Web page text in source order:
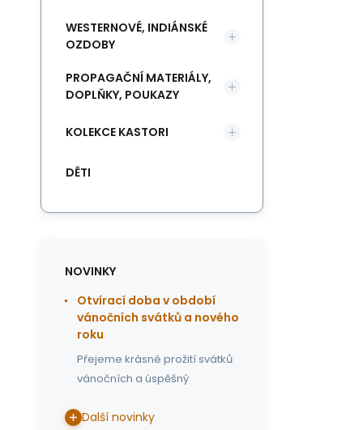
WESTERNOVÉ, INDIÁNSKÉ
OZDOBY
PROPAGAČNÍ MATERIÁLY,
DOPLŇKY, POUKAZY
KOLEKCE KASTORI
DĚTI
NOVINKY
Otvírací doba v období
vánočních svátků a nového
roku
Přejeme krásné prožití svátků
vánočních a úspěšný
Další novinky